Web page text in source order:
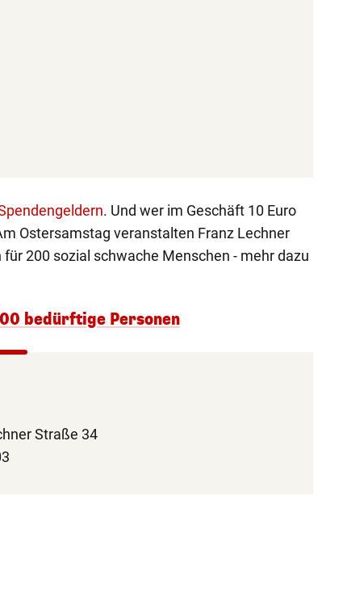
. Und wer im Geschäft 10 Euro
Ostersamstag veranstalten Franz Lechner
200 sozial schwache Menschen - mehr dazu
bedürftige Personen
Straße 34